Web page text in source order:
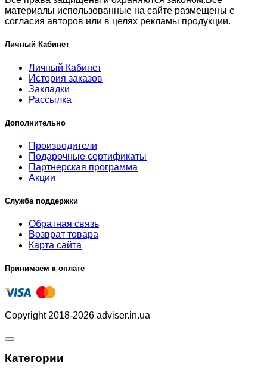
материалы использованные на сайте размещены с
согласия авторов или в целях рекламы продукции.
Личный Кабинет
Личный Кабинет
История заказов
Закладки
Рассылка
Дополнительно
Производители
Подарочные сертификаты
Партнерская программа
Акции
Служба поддержки
Обратная связь
Возврат товара
Карта сайта
Принимаем к оплате
Copyright 2018-2026 adviser.in.ua
Категории